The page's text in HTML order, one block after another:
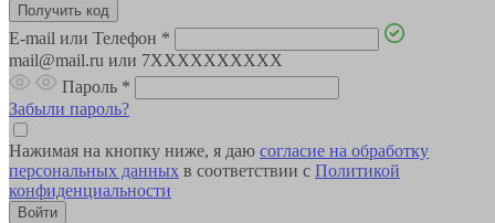
E-mail или Телефон *
mail@mail.ru или 7XXXXXXXXXX
Пароль *
Забыли пароль?
Нажимая на кнопку ниже, я даю согласие на обработку
персональных данных в соответствии с Политикой
конфиденциальности